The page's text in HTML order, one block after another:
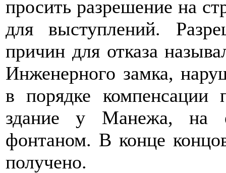
просить разрешение на
для выступлений.
причин для отказа
Инженерного замка,
в порядке компенсации
здание у Манежа, на
фонтаном. В конце
получено.